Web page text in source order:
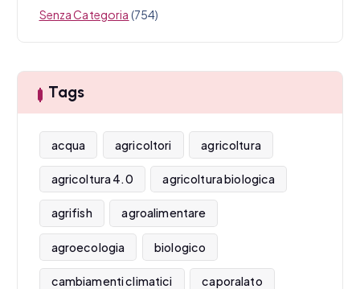
Senza Categoria (754)
Tags
acqua agricoltori agricoltura
agricoltura 4.0 agricoltura biologica
agrifish agroalimentare
agroecologia biologico
cambiamenti climatici caporalato